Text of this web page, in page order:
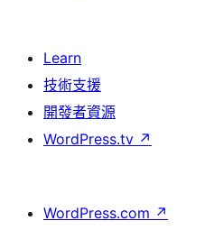
Learn
技術支援
開發者資源
WordPress.tv ↗
WordPress.com ↗